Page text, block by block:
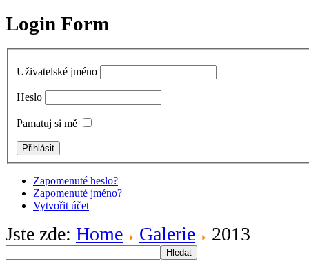
Login Form
Uživatelské jméno
Heslo
Pamatuj si mě
Zapomenuté heslo?
Zapomenuté jméno?
Vytvořit účet
Jste zde: Home Galerie 2013
Hledat